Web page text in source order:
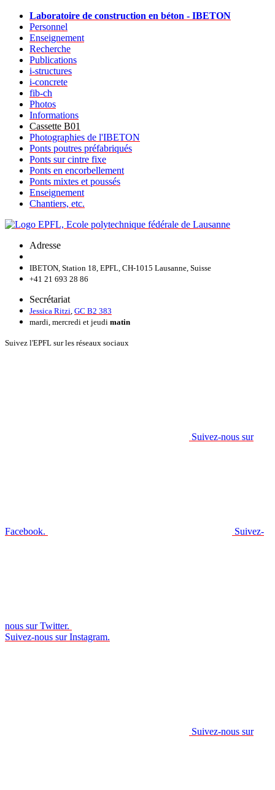
Laboratoire de construction en béton - IBETON
Personnel
Enseignement
Recherche
Publications
i-structures
i-concrete
fib-ch
Photos
Informations
Cassette B01
Photographies de l'IBETON
Ponts poutres préfabriqués
Ponts sur cintre fixe
Ponts en encorbellement
Ponts mixtes et poussés
Enseignement
Chantiers, etc.
Adresse
IBETON, Station 18, EPFL, CH-1015 Lausanne, Suisse
+41 21 693 28 86
Secrétariat
Jessica Ritzi GC B2 383
mardi, mercredi et jeudi matin
Suivez l'EPFL sur les réseaux sociaux
Suivez-nous sur
Facebook. Suivez-
nous sur Twitter.
Suivez-nous sur Instagram.
Suivez-nous sur